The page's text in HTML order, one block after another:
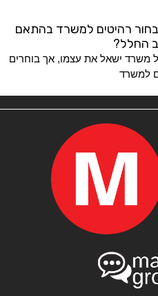
רהיטים למשרד בהתאם
החלל?
משרד ישאל את עצמו, אך בוחרים
למשרד